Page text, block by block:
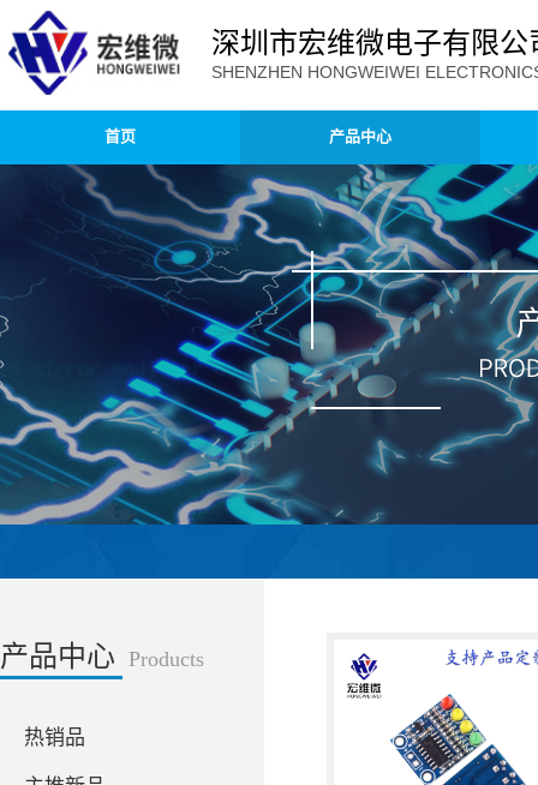
深圳市宏维微电子有限公
SHENZHEN HONGWEIWEI
首页 产品中心
产品中心 Products
热销品